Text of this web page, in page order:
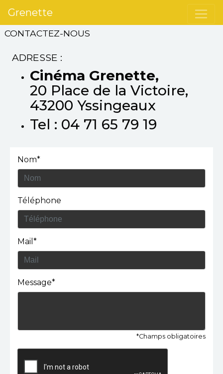
Grenette
CONTACTEZ-NOUS
ADRESSE :
Cinéma Grenette,
20 Place de la Victoire,
43200 Yssingeaux
Tel : 04 71 65 79 19
Nom*
Téléphone
Mail*
Message*
*Champs obligatoires